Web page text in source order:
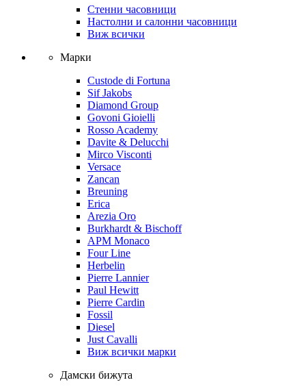
Стенни часовници
Настолни и салонни часовници
Виж всички
Марки
Custode di Fortuna
Sif Jakobs
Diamond Group
Govoni Gioielli
Rosso Academy
Davite & Delucchi
Mirco Visconti
Versace
Zancan
Breuning
Erica
Arezia Oro
Burkhardt & Bischoff
APM Monaco
Four Line
Herbelin
Pierre Lannier
Paul Hewitt
Pierre Cardin
Fossil
Diesel
Just Cavalli
Виж всички марки
Дамски бижута